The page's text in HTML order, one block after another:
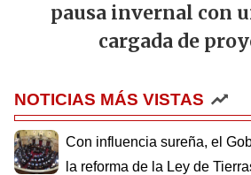
pausa invernal con
cargada de
NOTICIAS MÁS VISTAS
Con influencia sureña, el
la reforma de la Ley de